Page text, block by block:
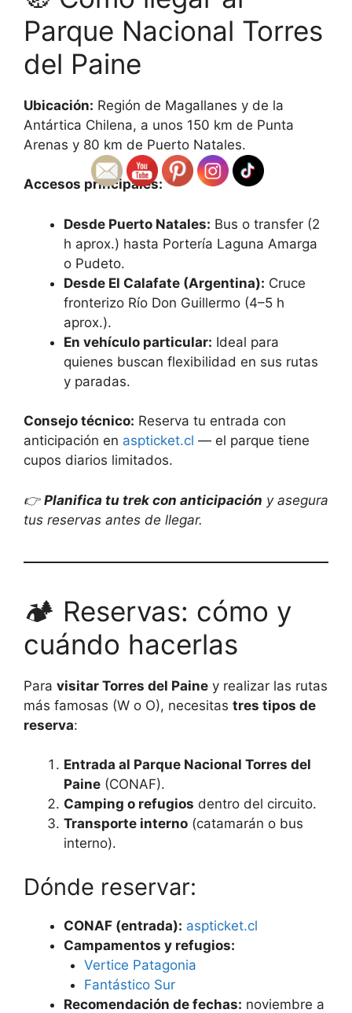
Parque Nacional Torres
del Paine
Ubicación: Región de Magallanes y de la
Antártica Chilena, a unos 150 km de Punta
Arenas y 80 km de Puerto Natales.
Accesos principales:
Desde Puerto Natales: Bus o transfer (2
h aprox.) hasta Portería Laguna Amarga
o Pudeto.
Desde El Calafate (Argentina): Cruce
fronterizo Río Don Guillermo (4–5 h
aprox.).
En vehículo particular: Ideal para
quienes buscan flexibilidad en sus rutas
y paradas.
Consejo técnico: Reserva tu entrada con
anticipación en aspticket.cl — el parque tiene
cupos diarios limitados.
👉 Planifica tu trek con anticipación y asegura
tus reservas antes de llegar.
🏕️ Reservas: cómo y
cuándo hacerlas
Para visitar Torres del Paine y realizar las rutas
más famosas (W o O), necesitas tres tipos de
reserva:
Entrada al Parque Nacional Torres del
Paine (CONAF).
Camping o refugios dentro del circuito.
Transporte interno (catamarán o bus
interno).
Dónde reservar:
CONAF (entrada): aspticket.cl
Campamentos y refugios:
Vertice Patagonia
Fantástico Sur
Recomendación de fechas: noviembre a